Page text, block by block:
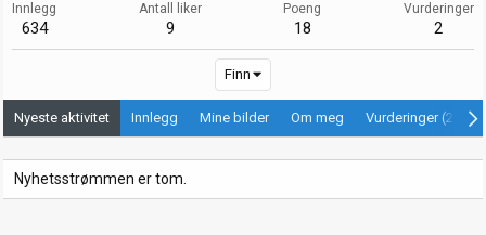
Innlegg
634
Antall liker
9
Poeng
18
Vurderinger
2
Finn
Nyeste aktivitet Innlegg Mine bilder Om meg Vurderinger (2)
Nyhetsstrømmen er tom.